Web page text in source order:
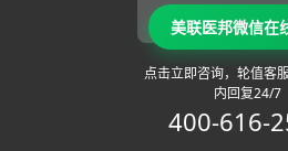
美联医邦微信在
点击立即咨询，轮值客
内回复24/7
400-616-